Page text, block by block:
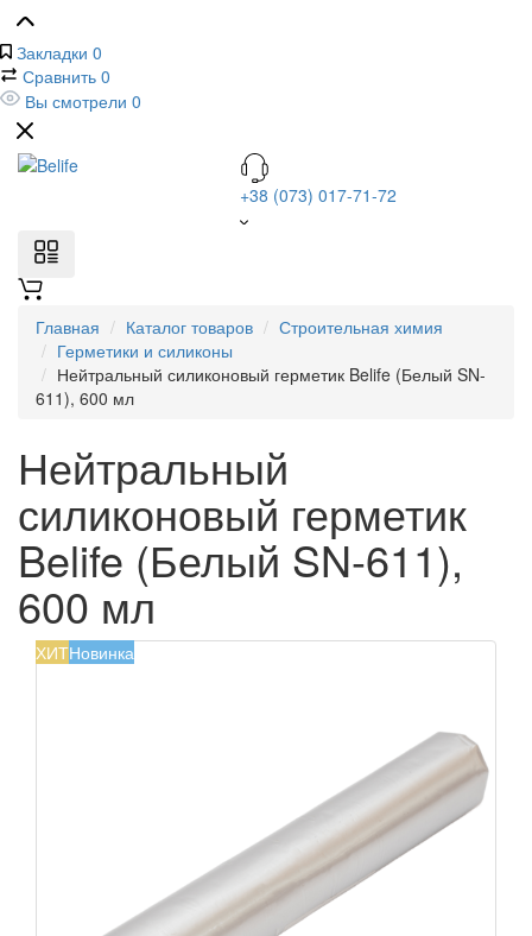
Закладки 0
Сравнить 0
Вы смотрели 0
+38 (073) 017-71-72
Главная Каталог товаров
Строительная химия
Герметики и силиконы
Нейтральный силиконовый герметик Belife (Белый SN-
611), 600 мл
Нейтральный
силиконовый герметик
Belife (Белый SN-611),
600 мл
ХИТНовинка